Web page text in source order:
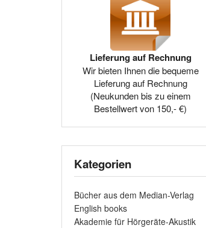
Lieferung auf Rechnung
Wir bieten Ihnen die bequeme
Lieferung auf Rechnung
(Neukunden bis zu einem
Bestellwert von 150,- €)
Kategorien
Bücher aus dem Median-Verlag
English books
Akademie für Hörgeräte-Akustik